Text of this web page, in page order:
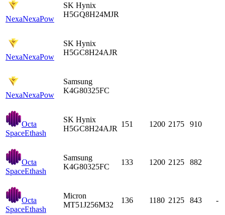
NexaNexaPow
SK Hynix
H5GQ8H24MJR
NexaNexaPow
SK Hynix
H5GC8H24AJR
NexaNexaPow
Samsung
K4G80325FC
Octa
SpaceEthash
SK Hynix
H5GC8H24AJR
151 1200 2175 910
Octa
SpaceEthash
Samsung
K4G80325FC
133 1200 2125 882
Octa
SpaceEthash
Micron
MT51J256M32
136 1180 2125 843 -